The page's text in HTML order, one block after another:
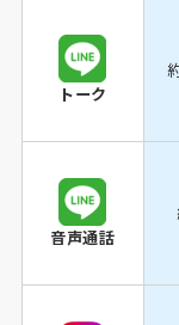
トーク
音声通話